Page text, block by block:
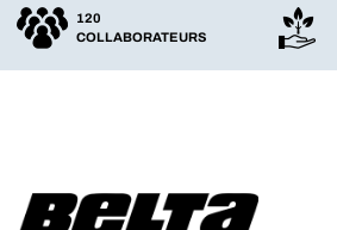
120
COLLABORATEURS